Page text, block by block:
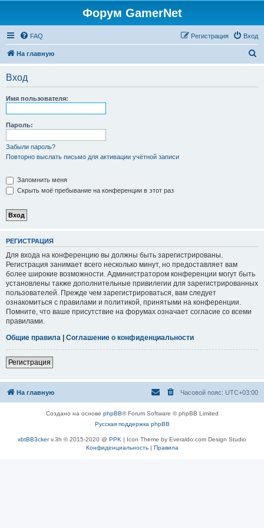
Форум GamerNet
FAQ Вход
Регистрация
На главную
Вход
Имя пользователя:
Пароль:
Забыли пароль?
Повторно выслать письмо для активации учётной записи
Запомнить меня
Скрыть моё пребывание на конференции в этот раз
РЕГИСТРАЦИЯ
Для входа на конференцию вы должны быть зарегистрированы.
Регистрация занимает всего несколько минут, но предоставляет вам
более широкие возможности. Администратором конференции могут быть
установлены также дополнительные привилегии для зарегистрированных
пользователей. Прежде чем зарегистрироваться, вам следует
ознакомиться с правилами и политикой, принятыми на конференции.
Помните, что ваше присутствие на форумах означает согласие со всеми
правилами.
Общие правила | Соглашение о конфиденциальности
Регистрация
На главную Часовой пояс: UTC+03:00
Создано на основе phpBB® Forum Software © phpBB Limited
Русская поддержка phpBB
xbtBB3ckerv.3h © 2015-2020 @ PPK | Icon Theme by Everaldo.com Design Studio
Конфиденциальность| Правила